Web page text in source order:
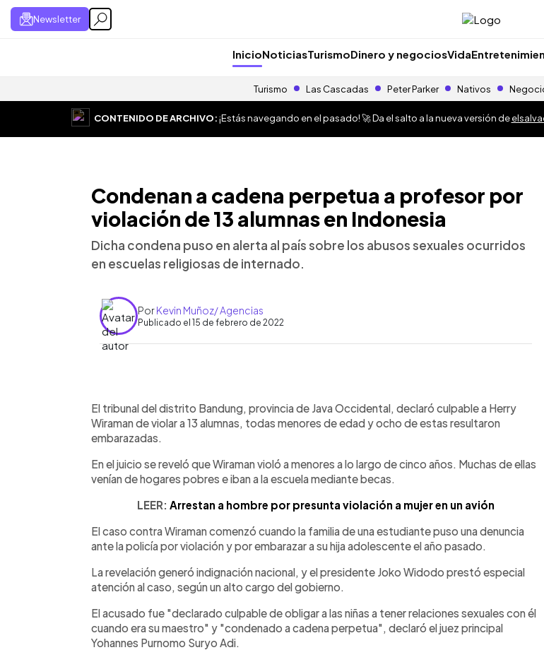
Newsletter
InicioNoticiasTurismoDinero y negociosVida
Turismo Las Cascadas Peter Parker Nativos
CONTENIDO DE ARCHIVO:¡Estás navegando en el pasado! 🚀 Da el salto a la nueva versión de
Condenan a cadena perpetua a profesor por
violación de 13 alumnas en Indonesia
Dicha condena puso en alerta al país sobre los abusos sexuales ocurridos
en escuelas religiosas de internado.
PorKevin Muñoz/ Agencias
Publicado el 15 de febrero de 2022
► Escuchar artículo
El tribunal del distrito Bandung, provincia de Java Occidental, declaró culpable a Herry
Wiraman de violar a 13 alumnas, todas menores de edad y ocho de estas resultaron
embarazadas.
En el juicio se reveló que Wiraman violó a menores a lo largo de cinco años. Muchas de ellas
venían de hogares pobres e iban a la escuela mediante becas.
LEER: Arrestan a hombre por presunta violación a mujer en un avión
El caso contra Wiraman comenzó cuando la familia de una estudiante puso una denuncia
ante la policía por violación y por embarazar a su hija adolescente el año pasado.
La revelación generó indignación nacional, y el presidente Joko Widodo prestó especial
atención al caso, según un alto cargo del gobierno.
El acusado fue "declarado culpable de obligar a las niñas a tener relaciones sexuales con él
cuando era su maestro" y "condenado a cadena perpetua", declaró el juez principal
Yohannes Purnomo Suryo Adi.